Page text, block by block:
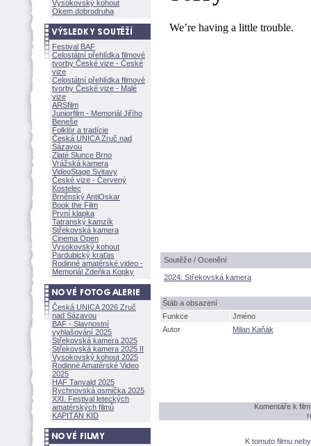
Vysokovský kohout
Okem dobrodruha
Festival BAF
Celostátní přehlídka filmové
tvorby České vize - České
vize
Celostátní přehlídka filmové
tvorby České vize - Malé
vize
ARSfilm
Juniorfilm - Memoriál Jiřího
Beneše
Folklór a tradície
Česká UNICA Zruč nad
Sázavou
Zlaté Slunce Brno
Vrážská kamera
VideoStage Svitavy
České vize - Červený
Kostelec
Brněnský AntiOskar
Book the Film
První klapka
Tatranský kamzík
Střekovská kamera
Cinema Open
Vysokovský kohout
Pardubický kraťas
Rodinné amatérské video -
Memoriál Zdeňka Kopky
Česká UNICA 2026 Zruč
nad Sázavou
BAF - Slavnostní
vyhlašování 2025
Střekovská kamera 2025
Střekovská kamera 2025 II
Vysokovský kohout 2025
Rodinné Amatérské Video
2025
HAF Tanvald 2025
Rychnovská osmička 2025
XXI. Festival leteckých
amatérských filmů
KAPITÁN KID
Soutěže / Ocenění
2024: Střekovská kamera
táb a obsazení
Funkce
Jméno
Autor
Milan Kaňák
Komentáře k
K tomuto filmu